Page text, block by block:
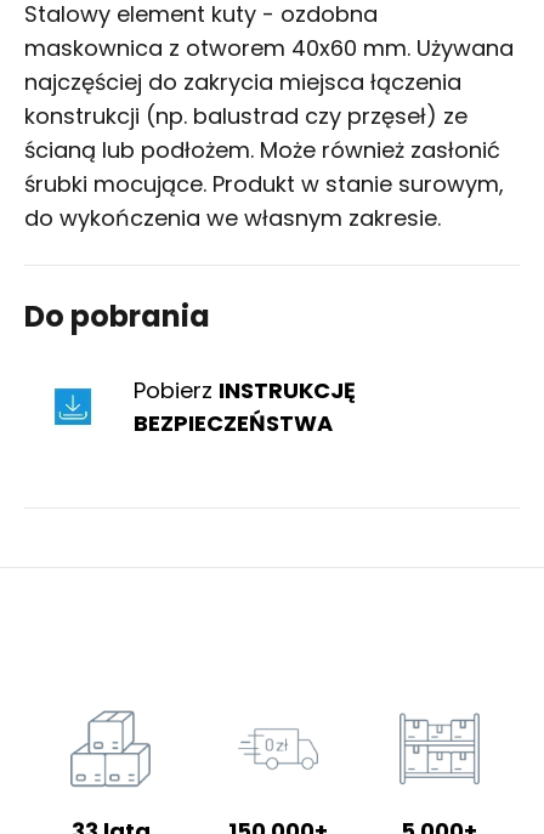
Stalowy element kuty - ozdobna
maskownica z otworem 40x60 mm. Używana
najczęściej do zakrycia miejsca łączenia
konstrukcji (np. balustrad czy przęseł) ze
ścianą lub podłożem. Może również zasłonić
śrubki mocujące. Produkt w stanie surowym,
do wykończenia we własnym zakresie.
Do pobrania
Pobierz INSTRUKCJĘ
BEZPIECZEŃSTWA